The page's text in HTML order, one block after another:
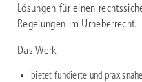
Lösungen für einen
Regelungen im Urheberrecht.
Das Werk
bietet fundierte und